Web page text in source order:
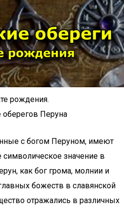
рождения.
Перуна
с богом Перуном, имеют
значение в
как бог грома, молнии и
божеств в славянской
отражались в различных